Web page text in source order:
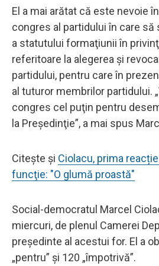
El a mai arătat că este nevoie
congres al partidului în care
a statutului formaţiunii în
referitoare la alegerea şi
partidului, pentru care în
al tuturor membrilor partidului.
congres cel puţin pentru
la Preşedinţie”, a mai spus
Citește și Ciolacu, prima
funcţie: "O glumă proastă"
Social-democratul Marcel
miercuri, de plenul Camerei
preşedinte al acestui for. El a
„pentru” şi 120 „împotrivă”.